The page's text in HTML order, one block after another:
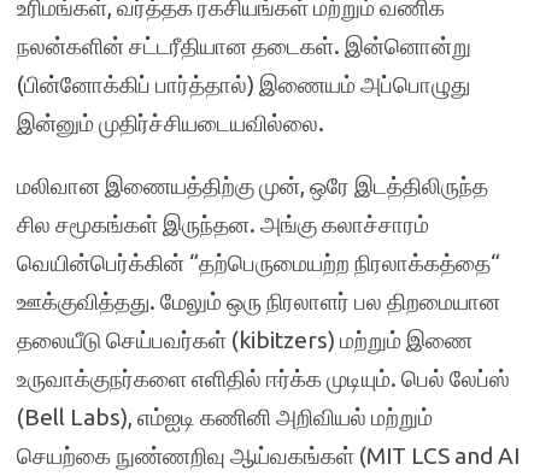
உரிமங்கள், வர்த்தக ரகசியங்கள் மற்றும் வணிக
நலன்களின் சட்டரீதியான தடைகள். இன்னொன்று
(பின்னோக்கிப் பார்த்தால்) இணையம் அப்பொழுது
இன்னும் முதிர்ச்சியடையவில்லை.
மலிவான இணையத்திற்கு முன், ஒரே இடத்திலிருந்த
சில சமூகங்கள் இருந்தன. அங்கு கலாச்சாரம்
வெயின்பெர்க்கின் “தற்பெருமையற்ற நிரலாக்கத்தை“
ஊக்குவித்தது. மேலும் ஒரு நிரலாளர் பல திறமையான
தலையீடு செய்பவர்கள் (kibitzers) மற்றும் இணை
உருவாக்குநர்களை எளிதில் ஈர்க்க முடியும். பெல் லேப்ஸ்
(Bell Labs), எம்ஐடி கணினி அறிவியல் மற்றும்
செயற்கை நுண்ணறிவு ஆய்வகங்கள் (MIT LCS and AI